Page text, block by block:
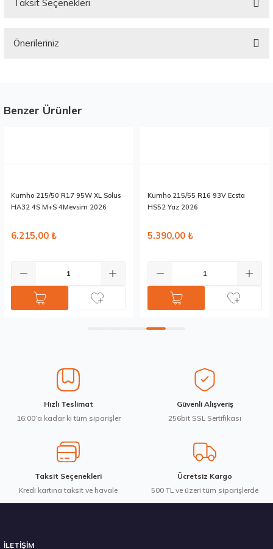
Taksit Seçenekleri
Önerileriniz
Görüş ve önerileriniz için teşekkür ederiz.
Bu ürüne benzer farklı alternatifler olmalı.
Gönder
Benzer Ürünler
Kumho 215/50 R17 95W XL Solus
HA32 4S M+S 4Mevsim 2026
6.215,00 ₺
Kumho 215/55 R16 93V Ecsta
HS52 Yaz 2026
5.390,00 ₺
Hızlı Teslimat
16:00’a kadar ki tüm siparişler
Güvenli Alışveriş
256bit SSL Sertifikası
Taksit Seçenekleri
Kredi kartına taksit ve havale
Ücretsiz Kargo
500 TL ve üzeri tüm siparişlerde
İLETİŞİM